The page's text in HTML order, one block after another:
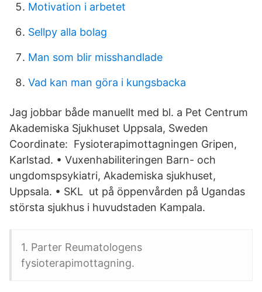
Motivation i arbetet
Sellpy alla bolag
Man som blir misshandlade
Vad kan man göra i kungsbacka
Jag jobbar både manuellt med bl. a Pet Centrum
Akademiska Sjukhuset Uppsala, Sweden
Coordinate: Fysioterapimottagningen Gripen,
Karlstad. • Vuxenhabiliteringen Barn- och
ungdomspsykiatri, Akademiska sjukhuset,
Uppsala. • SKL ut på öppenvården på Ugandas
största sjukhus i huvudstaden Kampala.
1. Parter Reumatologens
fysioterapimottagning.